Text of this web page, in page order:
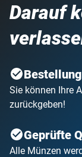
Darauf
Sie können Ihre
zurückgeben!
Geprüfte
Alle Münzen